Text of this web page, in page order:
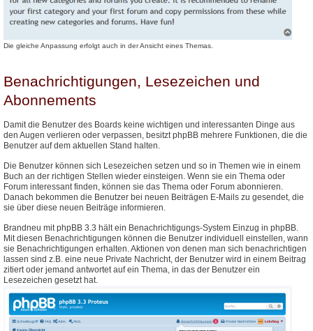
Die gleiche Anpassung erfolgt auch in der Ansicht eines Themas.
Benachrichtigungen, Lesezeichen und
Abonnements
Damit die Benutzer des Boards keine wichtigen und interessanten Dinge aus
den Augen verlieren oder verpassen, besitzt phpBB mehrere Funktionen, die die
Benutzer auf dem aktuellen Stand halten.
Die Benutzer können sich Lesezeichen setzen und so in Themen wie in einem
Buch an der richtigen Stellen wieder einsteigen. Wenn sie ein Thema oder
Forum interessant finden, können sie das Thema oder Forum abonnieren.
Danach bekommen die Benutzer bei neuen Beiträgen E-Mails zu gesendet, die
sie über diese neuen Beiträge informieren.
Brandneu mit phpBB 3.3 hält ein Benachrichtigungs-System Einzug in phpBB.
Mit diesen Benachrichtigungen können die Benutzer individuell einstellen, wann
sie Benachrichtigungen erhalten. Aktionen von denen man sich benachrichtigen
lassen sind z.B. eine neue Private Nachricht, der Benutzer wird in einem Beitrag
zitiert oder jemand antwortet auf ein Thema, in das der Benutzer ein
Lesezeichen gesetzt hat.